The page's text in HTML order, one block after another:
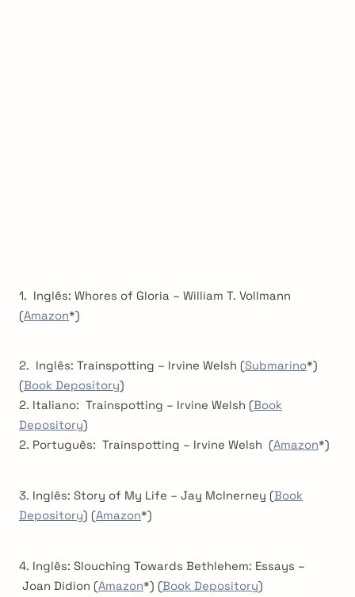
1. Inglês: Whores of Gloria – William T. Vollmann
(Amazon*)
2. Inglês: Trainspotting – Irvine Welsh (Submarino*)
(Book Depository)
2. Italiano: Trainspotting – Irvine Welsh (Book
Depository)
2. Português: Trainspotting – Irvine Welsh (Amazon*)
3. Inglês: Story of My Life – Jay McInerney (Book
Depository) (Amazon*)
4. Inglês: Slouching Towards Bethlehem: Essays –
Joan Didion (Amazon*) (Book Depository)